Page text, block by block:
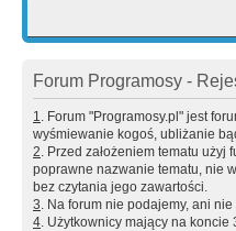
Forum Programosy -
1. Forum "Programosy.pl" jest
wyśmiewanie kogoś, ubliżanie
2. Przed założeniem tematu
poprawne nazwanie tematu, nie
bez czytania jego zawartości.
3. Na forum nie podajemy, ani
4. Użytkownicy mający na